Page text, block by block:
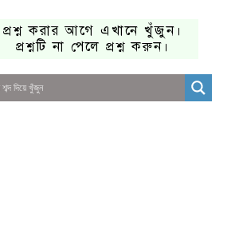
প্রশ্ন করার আগে এখানে খুঁজুন।
প্রশ্নটি না পেলে প্রশ্ন করুন।